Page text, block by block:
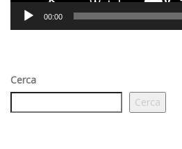
00:00
Cerca
Cerca